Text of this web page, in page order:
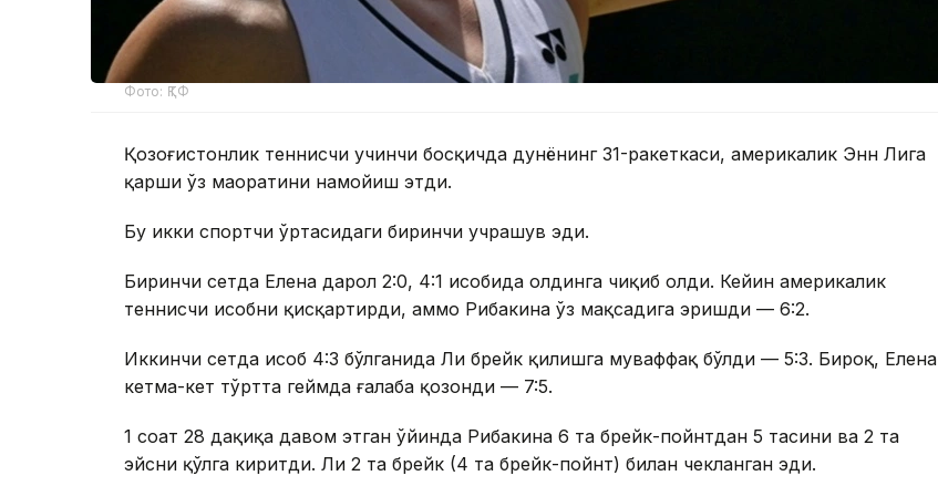
Фото: ҚТФ
Қозоғистонлик теннисчи учинчи босқичда дунёнинг 31-ракеткаси, америкалик Энн Лига
қарши ўз маҳоратини намойиш этди.
Бу икки спортчи ўртасидаги биринчи учрашув эди.
Биринчи сетда Елена дарҳол 2:0, 4:1 ҳисобида олдинга чиқиб олди. Кейин америкалик
теннисчи ҳисобни қисқартирди, аммо Рибакина ўз мақсадига эришди — 6:2.
Иккинчи сетда ҳисоб 4:3 бўлганида Ли брейк қилишга муваффақ бўлди — 5:3. Бироқ, Елена
кетма-кет тўртта геймда ғалаба қозонди — 7:5.
1 соат 28 дақиқа давом этган ўйинда Рибакина 6 та брейк-пойнтдан 5 тасини ва 2 та
эйсни қўлга киритди. Ли 2 та брейк (4 та брейк-пойнт) билан чекланган эди.